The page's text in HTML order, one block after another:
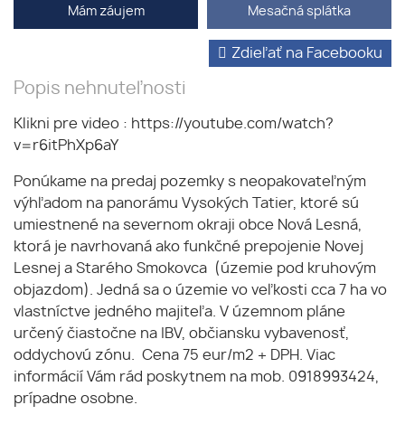
Mám záujem Mesačná splátka
Popis nehnuteľnosti
Zdieľať na Facebooku
Klikni pre video : https://youtube.com/watch?
v=r6itPhXp6aY
Ponúkame na predaj pozemky s neopakovateľným
výhľadom na panorámu Vysokých Tatier, ktoré sú
umiestnené na severnom okraji obce Nová Lesná,
ktorá je navrhovaná ako funkčné prepojenie Novej
Lesnej a Starého Smokovca (územie pod kruhovým
objazdom). Jedná sa o územie vo veľkosti cca 7 ha vo
vlastníctve jedného majiteľa. V územnom pláne
určený čiastočne na IBV, občiansku vybavenosť,
oddychovú zónu. Cena 75 eur/m2 + DPH. Viac
informácií Vám rád poskytnem na mob. 0918993424,
prípadne osobne.